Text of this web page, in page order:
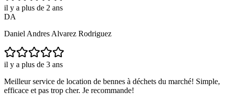
il y a plus de 2 ans
DA
Daniel Andres Alvarez Rodriguez
il y a plus de 3 ans
Meilleur service de location de bennes à déchets du marché! Simple,
efficace et pas trop cher. Je recommande!